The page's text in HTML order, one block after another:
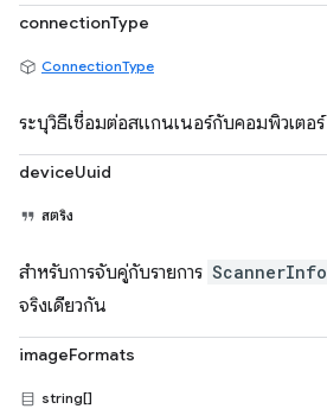
connectionType
ConnectionType
ระบุวิธีเชื่อมต่อสแกนเนอร์กับคอมพิวเตอร์
deviceUuid
สตริง
สำหรับการจับคู่กับรายการ ScannerInfo
จริงเดียวกัน
imageFormats
string[]